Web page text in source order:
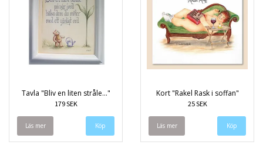
Tavla "Bliv en liten stråle..."
179 SEK
Läs mer
Kort "Rakel Rask i soffan"
25 SEK
Läs mer